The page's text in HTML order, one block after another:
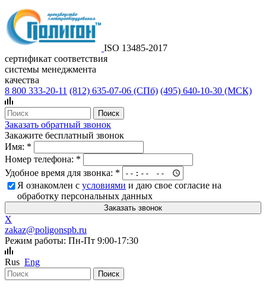
ISO 13485-2017
сертификат соответствия
системы менеджмента
качества
8 800 333-20-11 (812) 635-07-06 (СПб) (495) 640-10-30 (МСК)
Заказать обратный звонок
Закажите бесплатный звонок
Имя: *
Номер телефона: *
Удобное время для звонка: *
Я ознакомлен сусловиями и даю свое согласие на
обработку персональных данных
X
zakaz@poligonspb.ru
Режим работы: Пн-Пт 9:00-17:30
Rus Eng